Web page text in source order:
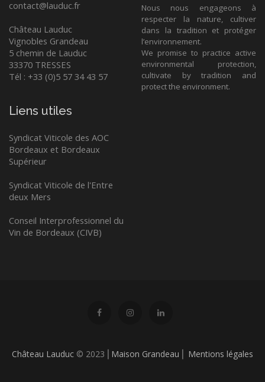
contact@lauduc.fr
Château Lauduc
Vignobles Grandeau
5 chemin de Lauduc
33370 TRESSES
Tél : +33 (0)5 57 34 43 57
Nous nous engageons à
respecter la nature, cultiver
dans la tradition et protéger
l’environnement.
We promise to practice active
environmental protection,
cultivate by tradition and
protect the environment.
Liens utiles
Syndicat Viticole des AOC
Bordeaux et Bordeaux
Supérieur
Syndicat Viticole de l'Entre
deux Mers
Conseil Interprofessionnel du
Vin de Bordeaux (CIVB)
Château Lauduc © 2023 ⎢ Maison Grandeau Mentions légales